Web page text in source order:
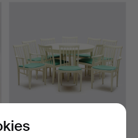
CARL MALMSTEN.